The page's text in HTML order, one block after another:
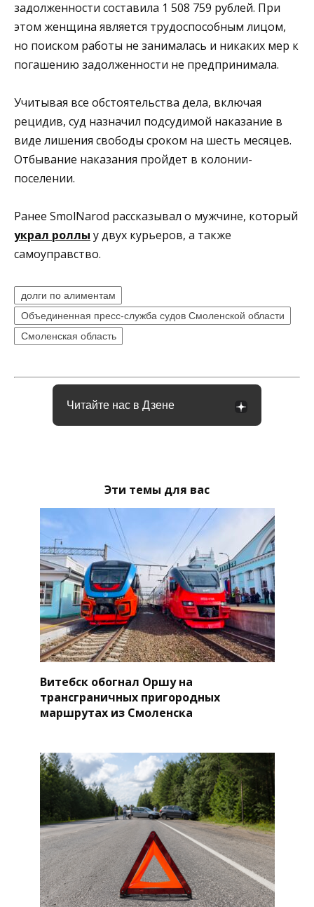
задолженности составила 1 508 759 рублей. При
этом женщина является трудоспособным лицом,
но поиском работы не занималась и никаких мер к
погашению задолженности не предпринимала.
Учитывая все обстоятельства дела, включая
рецидив, суд назначил подсудимой наказание в
виде лишения свободы сроком на шесть месяцев.
Отбывание наказания пройдет в колонии-
поселении.
Ранее SmolNarod рассказывал о мужчине, который
украл роллы у двух курьеров, а также
самоуправство.
долги по алиментам
Объединенная пресс-служба судов Смоленской области
Смоленская область
Читайте нас в Дзене
Эти темы для вас
Витебск обогнал Оршу на
трансграничных пригородных
маршрутах из Смоленска